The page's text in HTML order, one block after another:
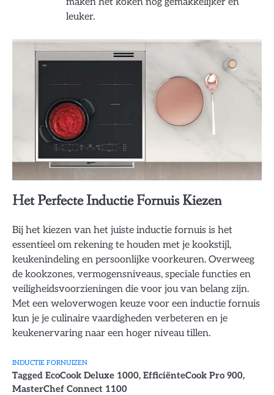
maken het koken nog gemakkelijker en
leuker.
Het Perfecte Inductie Fornuis Kiezen
Bij het kiezen van het juiste inductie fornuis is het
essentieel om rekening te houden met je kookstijl,
keukenindeling en persoonlijke voorkeuren. Overweeg
de kookzones, vermogensniveaus, speciale functies en
veiligheidsvoorzieningen die voor jou van belang zijn.
Met een weloverwogen keuze voor een inductie fornuis
kun je je culinaire vaardigheden verbeteren en je
keukenervaring naar een hoger niveau tillen.
INDUCTIE FORNUIZEN
Tagged EcoCook Deluxe 1000, EfficiënteCook Pro 900,
MasterChef Connect 1100